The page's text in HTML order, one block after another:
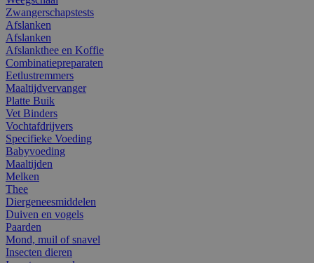
Zwangerschapstests
Afslanken
Afslanken
Afslankthee en Koffie
Combinatiepreparaten
Eetlustremmers
Maaltijdvervanger
Platte Buik
Vet Binders
Vochtafdrijvers
Specifieke Voeding
Babyvoeding
Maaltijden
Melken
Thee
Diergeneesmiddelen
Duiven en vogels
Paarden
Mond, muil of snavel
Insecten dieren